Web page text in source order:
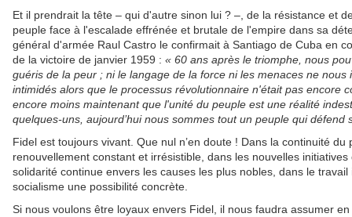
Et il prendrait la tête – qui d'autre sinon lui ? –, de la résistance et
peuple face à l'escalade effrénée et brutale de l'empire dans sa
général d'armée Raul Castro le confirmait à Santiago de Cuba en
de la victoire de janvier 1959 : « 60 ans après le triomphe, nous
guéris de la peur ; ni le langage de la force ni les menaces ne nous
intimidés alors que le processus révolutionnaire n'était pas encore
encore moins maintenant que l'unité du peuple est une réalité
quelques-uns, aujourd’hui nous sommes tout un peuple qui défend
Fidel est toujours vivant. Que nul n’en doute ! Dans la continuité du
renouvellement constant et irrésistible, dans les nouvelles
solidarité continue envers les causes les plus nobles, dans le
socialisme une possibilité concrète.
Si nous voulons être loyaux envers Fidel, il nous faudra assumer